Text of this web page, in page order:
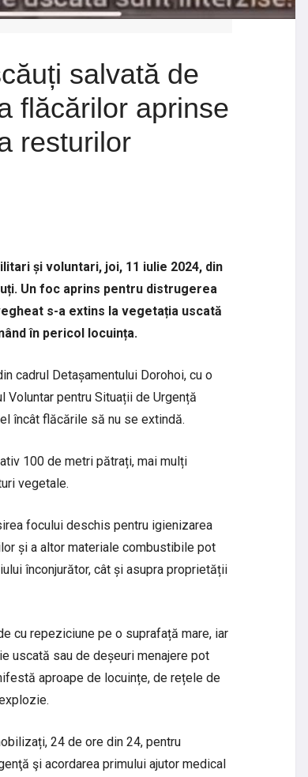
salvată de
flăcărilor aprinse
resturilor
și voluntari, joi, 11 iulie 2024, din
Un foc aprins pentru distrugerea
s-a extins la vegetația uscată
în pericol locuința.
cadrul Detașamentului Dorohoi, cu o
pentru Situații de Urgență
încât flăcările să nu se extindă.
100 de metri pătrați, mai mulți
vegetale.
focului deschis pentru igienizarea
și a altor materiale combustibile pot
înconjurător, cât și asupra proprietății
cu repeziciune pe o suprafață mare, iar
uscată sau de deșeuri menajere pot
aproape de locuințe, de rețele de
24 de ore din 24, pentru
şi acordarea primului ajutor medical